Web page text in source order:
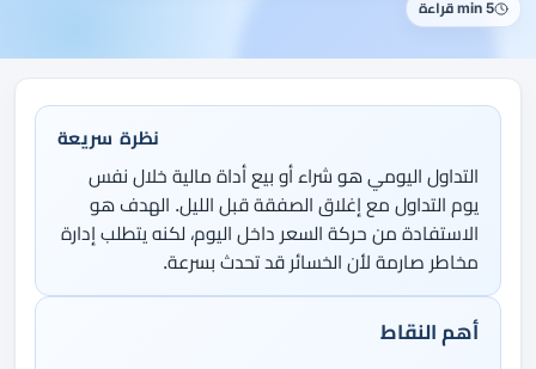
5 min قراءة
نظرة سريعة
التداول اليومي هو شراء أو بيع أداة مالية خلال نفس
يوم التداول مع إغلاق الصفقة قبل الليل. الهدف هو
الاستفادة من حركة السعر داخل اليوم، لكنه يتطلب إدارة
مخاطر صارمة لأن الخسائر قد تحدث بسرعة.
أهم النقاط